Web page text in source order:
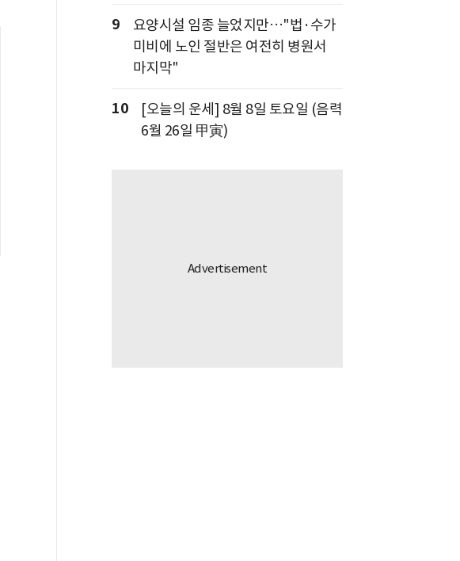
9
요양시설 임종 늘었지만…"법·수가
미비에 노인 절반은 여전히 병원서
마지막"
10
[오늘의 운세] 8월 8일 토요일 (음력
6월 26일 甲寅)